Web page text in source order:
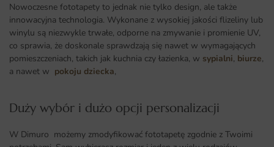
Nowoczesne fototapety to jednak nie tylko design, ale także
innowacyjna technologia. Wykonane z wysokiej jakości flizeliny lub
winylu są niezwykle trwałe, odporne na zmywanie i promienie UV,
co sprawia, że doskonale sprawdzają się nawet w wymagających
pomieszczeniach, takich jak kuchnia czy łazienka, w sypialni, biurze,
a nawet w pokoju dziecka,
Duży wybór i dużo opcji personalizacji ​
W Dimuro możemy zmodyfikować fototapetę zgodnie z Twoimi